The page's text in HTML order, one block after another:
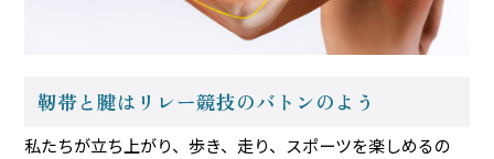
靭帯と腱はリレー競技のバトンのよう
私たちが立ち上がり、歩き、走り、スポーツを楽しめるの